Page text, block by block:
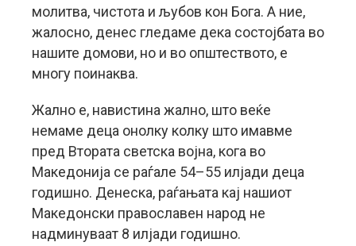
молитва, чистота и љубов кон Бога. А ние,
жалосно, денес гледаме дека состојбата во
нашите домови, но и во општеството, е
многу поинаква.
Жално е, навистина жално, што веќе
немаме деца онолку колку што имавме
пред Втората светска војна, кога во
Македонија се раѓале 54–55 илјади деца
годишно. Денеска, раѓањата кај нашиот
Mакедонски православен народ не
надминуваат 8 илјади годишно.